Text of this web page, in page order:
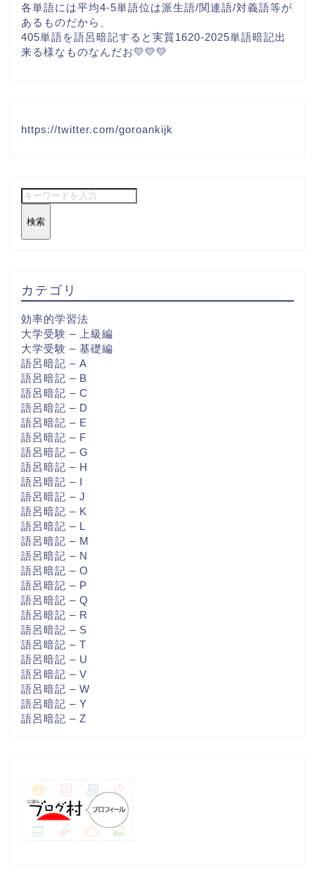
各単語には平均4-5単語位は派生語/関連語/対義語等が
あるものだから、
405単語を語呂暗記すると実質1620-2025単語暗記出
来る様なものなんだお💛💛💛
https://twitter.com/goroankijk
検索
カテゴリ
効率的学習法
大学受験 – 上級編
大学受験 – 基礎編
語呂暗記 – A
語呂暗記 – B
語呂暗記 – C
語呂暗記 – D
語呂暗記 – E
語呂暗記 – F
語呂暗記 – G
語呂暗記 – H
語呂暗記 – I
語呂暗記 – J
語呂暗記 – K
語呂暗記 – L
語呂暗記 – M
語呂暗記 – N
語呂暗記 – O
語呂暗記 – P
語呂暗記 – Q
語呂暗記 – R
語呂暗記 – S
語呂暗記 – T
語呂暗記 – U
語呂暗記 – V
語呂暗記 – W
語呂暗記 – Y
語呂暗記 – Z